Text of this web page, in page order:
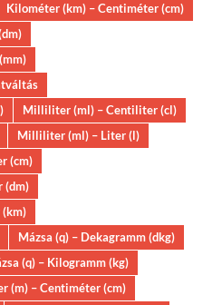
Kilométer (km) – Centiméter (cm)
Milliliter (ml) – Centiliter (cl)
Milliliter (ml) – Liter (l)
(cm)
(dm)
Mázsa (q) – Dekagramm (dkg)
(q) – Kilogramm (kg)
(m) – Centiméter (cm)